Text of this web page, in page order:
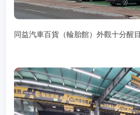
同益汽車百貨（輪胎館）外觀十分醒目